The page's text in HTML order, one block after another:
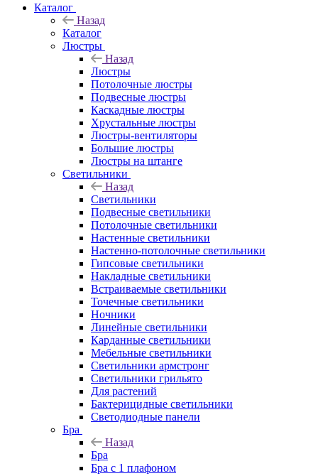
Каталог
Назад
Каталог
Люстры
Назад
Люстры
Потолочные люстры
Подвесные люстры
Каскадные люстры
Хрустальные люстры
Люстры-вентиляторы
Большие люстры
Люстры на штанге
Светильники
Назад
Светильники
Подвесные светильники
Потолочные светильники
Настенные светильники
Настенно-потолочные светильники
Гипсовые светильники
Накладные светильники
Встраиваемые светильники
Точечные светильники
Ночники
Линейные светильники
Карданные светильники
Мебельные светильники
Светильники армстронг
Светильники грильято
Для растений
Бактерицидные светильники
Светодиодные панели
Бра
Назад
Бра
Бра с 1 плафоном